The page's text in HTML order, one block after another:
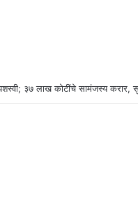
३७ लाख कोटींचे सामंजस्य करार,